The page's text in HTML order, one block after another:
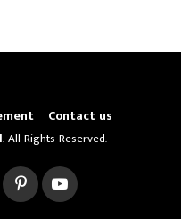
Contact us
. All Rights Reserved.